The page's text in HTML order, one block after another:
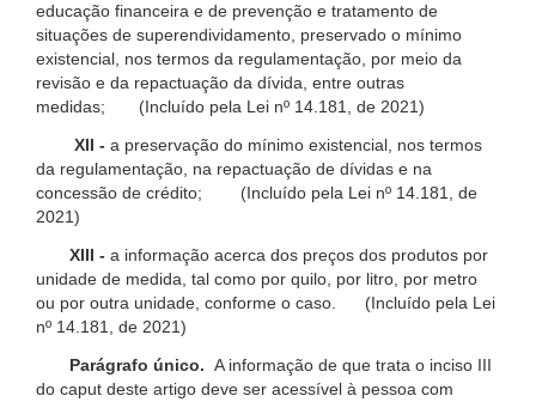
educação financeira e de prevenção e tratamento de
situações de superendividamento, preservado o mínimo
existencial, nos termos da regulamentação, por meio da
revisão e da repactuação da dívida, entre outras
medidas; (Incluído pela Lei nº 14.181, de 2021)
XII - a preservação do mínimo existencial, nos termos
da regulamentação, na repactuação de dívidas e na
concessão de crédito; (Incluído pela Lei nº 14.181, de
2021)
XIII - a informação acerca dos preços dos produtos por
unidade de medida, tal como por quilo, por litro, por metro
ou por outra unidade, conforme o caso. (Incluído pela Lei
nº 14.181, de 2021)
Parágrafo único. A informação de que trata o inciso III
do caput deste artigo deve ser acessível à pessoa com